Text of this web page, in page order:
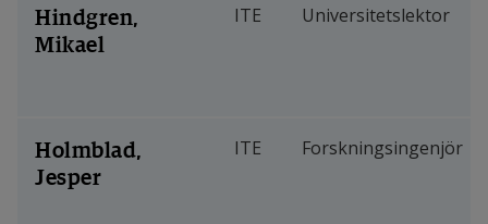
Hindgren,
Mikael
ITE Universitetslektor
Holmblad,
Jesper
ITE Forskningsingenjör